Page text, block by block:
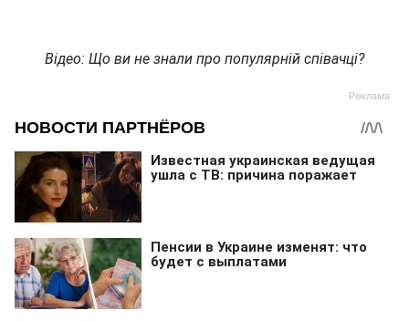
Відео: Що ви не знали про популярній співачці?